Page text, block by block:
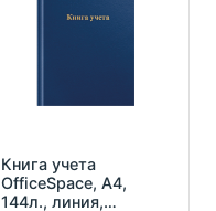
Книга учета
OfficeSpace, А4,
144л., линия,